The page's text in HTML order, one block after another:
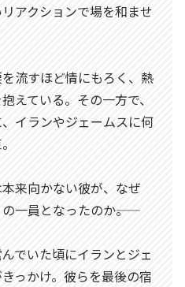
アクションで場を和ませ
流すほど情にもろく、熱
えている。その一方で、
イランやジェームスに何
来向かない彼が、なぜ
一員となったのか――。
でいた頃にイランとジェ
っかけ。彼らを最後の宿